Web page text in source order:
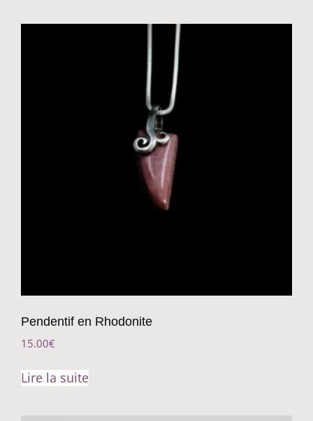
Pendentif en Rhodonite
15.00€
Lire la suite